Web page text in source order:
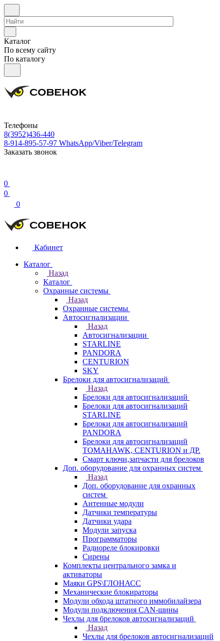
Каталог
По всему сайту
По каталогу
Телефоны
8(3952)436-440
8-914-895-57-97 WhatsApp/Viber/Telegram
Заказать звонок
0
0
0
Кабинет
Каталог
Назад
Каталог
Охранные системы
Назад
Охранные системы
Автосигнализации
Назад
Автосигнализации
STARLINE
PANDORA
CENTURION
SKY
Брелоки для автосигнализаций
Назад
Брелоки для автосигнализаций
Брелоки для автосигнализаций
STARLINE
Брелоки для автосигнализаций
PANDORA
Брелоки для автосигнализаций
TOMAHAWK, CENTURION и ДР.
Смарт ключи,запчасти для брелоков
Доп. оборудование для охранных систем
Назад
Доп. оборудование для охранных
систем
Антенные модули
Датчики температуры
Датчики удара
Модули запуска
Программаторы
Радиореле блокировки
Сирены
Комплекты центрального замка и
активаторы
Маяки GPS\ГЛОНАСС
Механические блокираторы
Модули обхода штатного иммобилайзера
Модули подключения CAN-шины
Чехлы для брелоков автосигнализаций
Назад
Чехлы для брелоков автосигнализаций